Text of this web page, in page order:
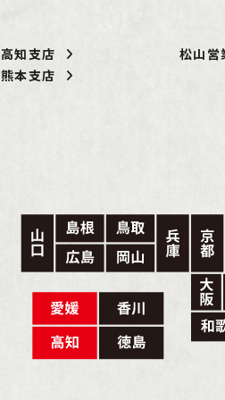
高知支店
松山
熊本支店